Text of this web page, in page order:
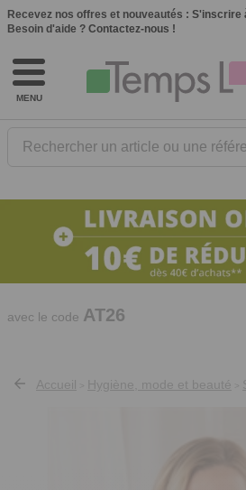
Recevez nos offres et nouveautés : S'inscrire
Besoin d'aide ? Contactez-nous !
MENU
Rechercher un article ou une
10€ de réduction dès 40€ d'achat. Offre
valable du 03/08/2026 au 12/08/2026.
avec le code AT26
Accueil Hygiène, mode et beauté